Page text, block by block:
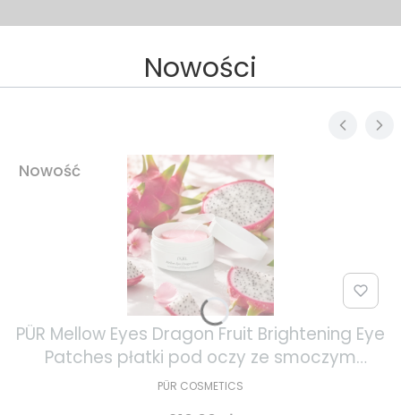
Nowości
Nowość
PÜR Mellow Eyes Dragon Fruit Brightening Eye
Patches płatki pod oczy ze smoczym
owocem 30 par
PÜR COSMETICS